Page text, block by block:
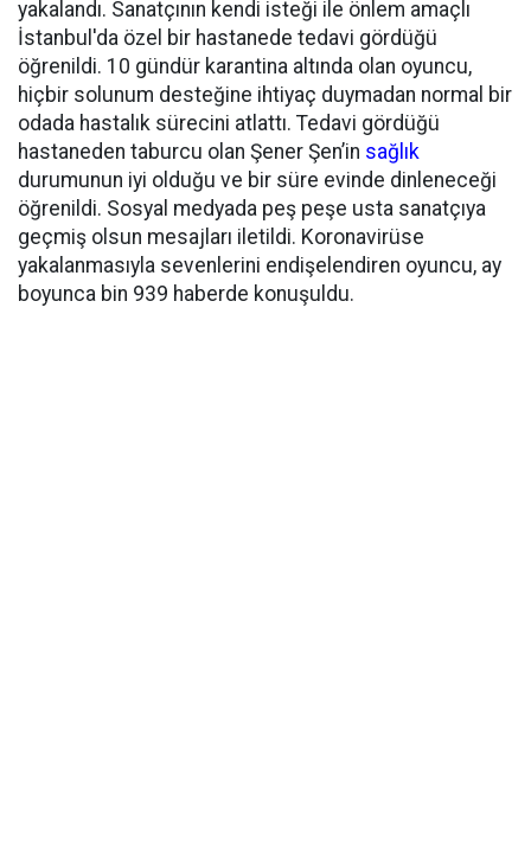
yakalandı. Sanatçının kendi isteği ile önlem amaçlı
İstanbul'da özel bir hastanede tedavi gördüğü
öğrenildi. 10 gündür karantina altında olan oyuncu,
hiçbir solunum desteğine ihtiyaç duymadan normal bir
odada hastalık sürecini atlattı. Tedavi gördüğü
hastaneden taburcu olan Şener Şen’in sağlık
durumunun iyi olduğu ve bir süre evinde dinleneceği
öğrenildi. Sosyal medyada peş peşe usta sanatçıya
geçmiş olsun mesajları iletildi. Koronavirüse
yakalanmasıyla sevenlerini endişelendiren oyuncu, ay
boyunca bin 939 haberde konuşuldu.